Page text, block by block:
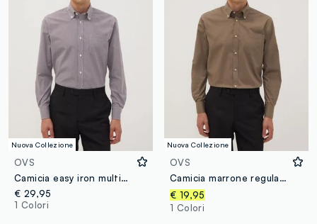
Nuova Collezione
OVS
Camicia easy iron multicolor in misto cotone con collo button down regular fit
€ 29,95
1 Colori
Nuova Collezione
OVS
Camicia marrone regular fit con collo button-down easy iron
€ 19,95
1 Colori